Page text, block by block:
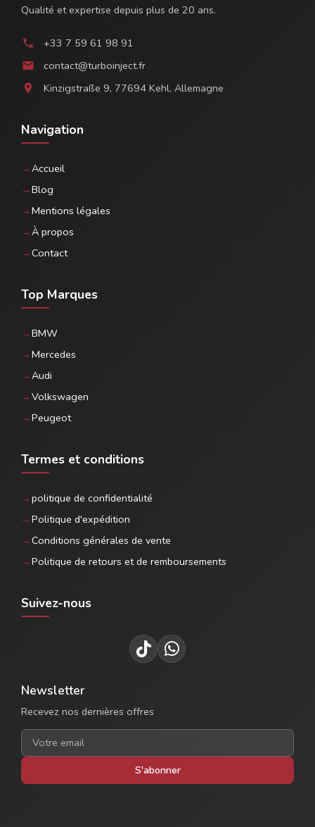
Qualité et expertise depuis plus de 20 ans.
phone +33 7 59 61 98 91
email contact@turboinject.fr
location_on Kinzigstraße 9, 77694 Kehl, Allemagne
Navigation
Accueil
Blog
Mentions légales
À propos
Contact
Top Marques
BMW
Mercedes
Audi
Volkswagen
Peugeot
Termes et conditions
politique de confidentialité
Politique d'expédition
Conditions générales de vente
Politique de retours et de remboursements
Suivez-nous
Newsletter
Recevez nos dernières offres
S'abonner